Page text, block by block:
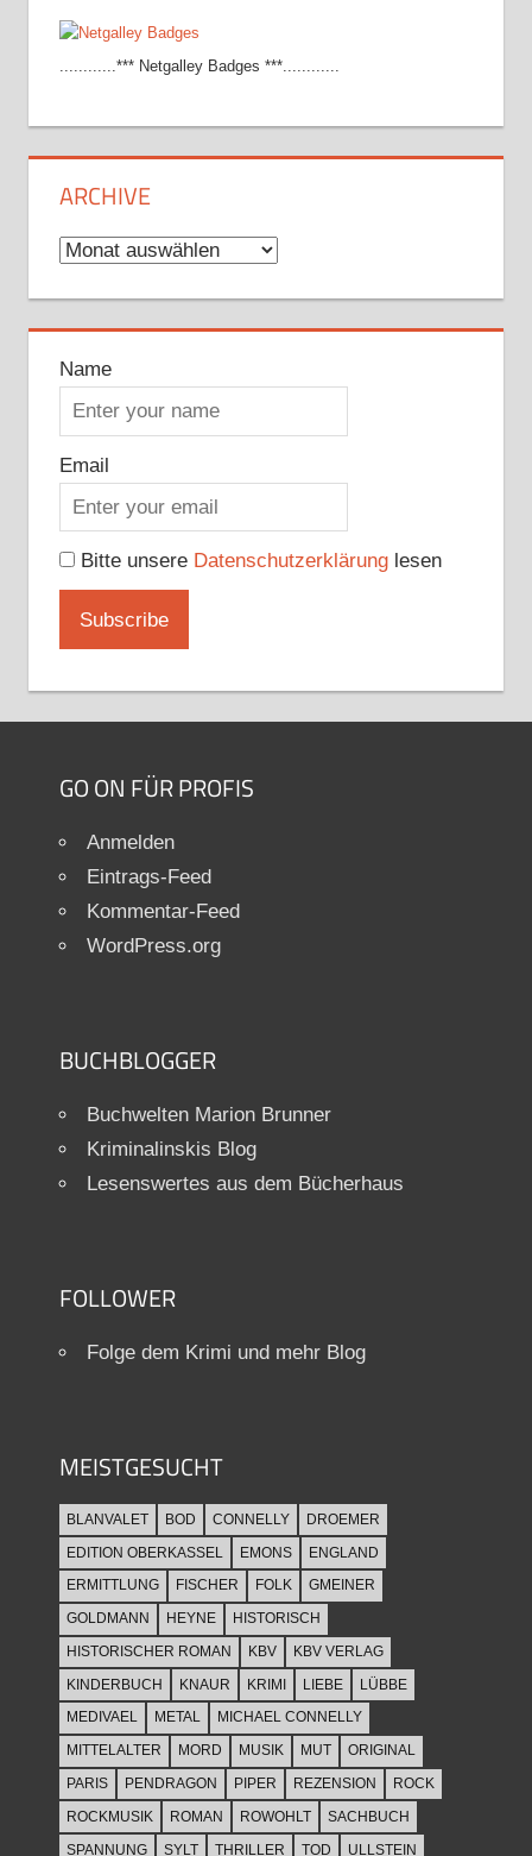
............*** Netgalley Badges ***............
ARCHIVE
Archive
Name
Email
Bitte unsere Datenschutzerklärunglesen
GO ON FÜR PROFIS
Anmelden
Eintrags-Feed
Kommentar-Feed
WordPress.org
BUCHBLOGGER
Buchwelten Marion Brunner
Kriminalinskis Blog
Lesenswertes aus dem Bücherhaus
FOLLOWER
Folge dem Krimi und mehr Blog
MEISTGESUCHT
BLANVALET BOD CONNELLY
DROEMER
EDITION OBERKASSEL
EMONS
ENGLAND
ERMITTLUNG
FISCHER FOLK
GMEINER
GOLDMANN
HEYNE
HISTORISCH
HISTORISCHER ROMAN
KBV
KBV VERLAG
KINDERBUCH
KNAUR KRIMI LIEBE
LÜBBE
MEDIVAEL
METAL
MICHAEL CONNELLY
MITTELALTER
MORD MUSIK MUT
ORIGINAL
PARIS
PENDRAGON PIPER REZENSION
ROCK
ROCKMUSIK
ROMAN ROWOHLT
SACHBUCH
SPANNUNG
SYLT THRILLER TOD ULLSTEIN